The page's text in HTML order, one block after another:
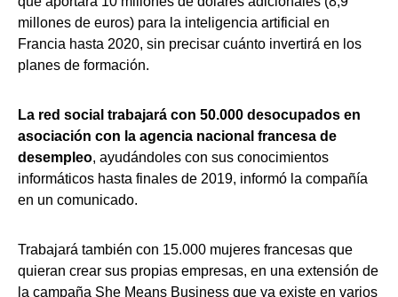
millones de euros) para la inteligencia artificial en
Francia hasta 2020, sin precisar cuánto invertirá en los
planes de formación.
La red social trabajará con 50.000 desocupados en
asociación con la agencia nacional francesa de
desempleo, ayudándoles con sus conocimientos
informáticos hasta finales de 2019, informó la compañía
en un comunicado.
Trabajará también con 15.000 mujeres francesas que
quieran crear sus propias empresas, en una extensión de
la campaña She Means Business que ya existe en varios